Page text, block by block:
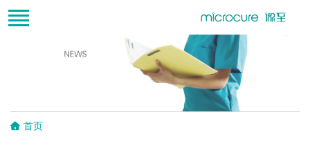
首页